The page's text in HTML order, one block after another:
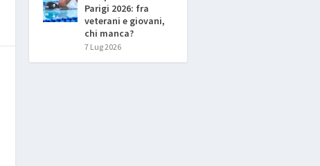
Parigi 2026: fra
veterani e giovani,
chi manca?
7 Lug 2026